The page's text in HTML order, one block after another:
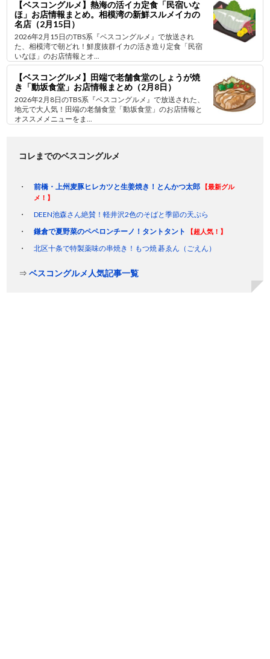
【ベスコングルメ】熱海の活イカ定食「民宿いな
ほ」お店情報まとめ。相模湾の新鮮スルメイカの
名店（2月15日）
2026年2月15日のTBS系『ベスコングルメ』で放送され
た、相模湾で朝どれ！鮮度抜群イカの活き造り定食「民宿
いなほ」のお店情報とオ...
【ベスコングルメ】田端で老舗食堂のしょうが焼
き「動坂食堂」お店情報まとめ（2月8日）
2026年2月8日のTBS系『ベスコングルメ』で放送された、
地元で大人気！田端の老舗食堂「動坂食堂」のお店情報と
オススメメニューをま...
コレまでのベスコングルメ
前橋・上州麦豚ヒレカツと生姜焼き！とんかつ太郎
【最新グル
メ！】
DEEN池森さん絶賛！軽井沢2色のそばと季節の天ぷら
鎌倉で夏野菜のペペロンチーノ！タントタント
【超人気！】
北区十条で特製薬味の串焼き！もつ焼 碁ゑん（ごえん）
⇒ベスコングルメ人気記事一覧